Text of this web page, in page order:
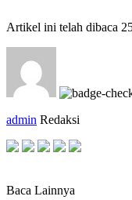
Artikel ini telah dibaca
admin Redaksi
Baca Lainnya